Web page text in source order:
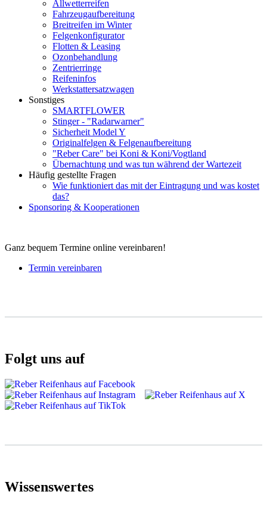
Allwetterreifen
Fahrzeugaufbereitung
Breitreifen im Winter
Felgenkonfigurator
Flotten & Leasing
Ozonbehandlung
Zentrierringe
Reifeninfos
Werkstattersatzwagen
Sonstiges
SMARTFLOWER
Stinger - "Radarwarner"
Sicherheit Model Y
Originalfelgen & Felgenaufbereitung
"Reber Care" bei Koni & Koni/Vogtland
Übernachtung und was tun während der Wartezeit
Häufig gestellte Fragen
Wie funktioniert das mit der Eintragung und was kostet
das?
Sponsoring & Kooperationen
Ganz bequem Termine online vereinbaren!
Termin vereinbaren
Folgt uns auf
Wissenswertes